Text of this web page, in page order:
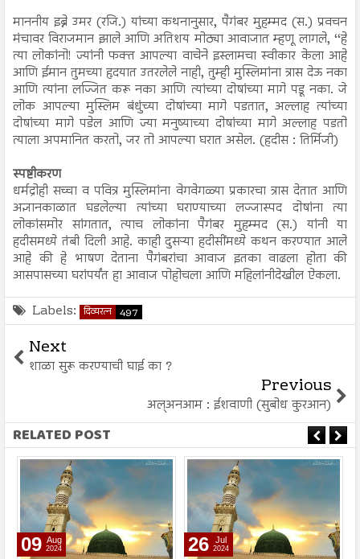
माननीय इब्ने उमर (रजि.) यांच्या कथनानुसार, पैगंबर मुहम्मद (स.) प्रवचन
मंचावर विराजमान झाले आणि अतिशय मोठ्या आवाजात म्हणू लागले, ‘‘हे
त्या लोकांनो! ज्यांनी फक्त आपल्या वाचेने इस्लामचा स्वीकार केला आहे
आणि ईमान तुमच्या हृदयात उतरलेले नाही, तुम्ही मुस्लिमांना त्रास देऊ नका
आणि त्यांना लज्जित करू नका आणि त्यांच्या दोषांच्या मागे पडू नका. जे
लोक आपल्या मुस्लिम बंधुंच्या दोषांच्या मागे पडतात, अल्लाह त्यांच्या
दोषांच्या मागे पडेल आणि ज्या मनुष्याच्या दोषांच्या मागे अल्लाह पडतो
त्याला अपमानित करतो, जर तो आपल्या घरात असेल. (हदीस : तिर्मिजी)
स्पष्टीकरण
धर्मद्रोही सच्चा व पवित्र मुस्लिमांना वेगवेगळ्या प्रकारचा त्रास देतात आणि
अज्ञानकाळात घडलेल्या त्यांच्या घराण्याच्या लज्जास्पद दोषांना त्या
लोकांसमोर सांगतात, त्याच लोकांना पैगंबर मुहम्मद (स.) यांनी या
हदीसमध्ये तंबी दिली आहे. काही दुसऱ्या हदीसींमध्ये कथन करण्यात आले
आहे की हे भाषण देताना पैगंबरांचा आवाज इतका वाढला होता की
आसपासच्या घरांपर्यंत हा आवाज पोहोचला आणि महिलांनीदेखील ऐकला.
Labels: दिव्यरत्न 497
Next
शाळा सुरू करण्याची घाई का ?
Previous
अल्अनआम : ईशवाणी (सुबोध कुरआन)
RELATED POST
26 Jul
2024 26 Jul
2024